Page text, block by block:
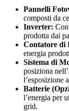
Pannelli
composti da
Inverter:
prodotta dai
Contatore di
energia
Sistema di
posiziona
l’esposizione
Batterie
l’energia per
grid.